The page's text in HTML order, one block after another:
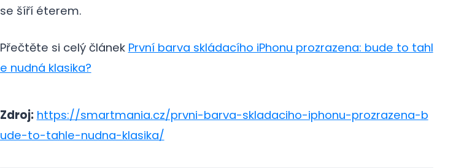
se šíří éterem.
Přečtěte si celý článek První barva skládacího iPhonu prozrazena: bude to tahl
e nudná klasika?
Zdroj: https://smartmania.cz/prvni-barva-skladaciho-iphonu-prozrazena-b
ude-to-tahle-nudna-klasika/